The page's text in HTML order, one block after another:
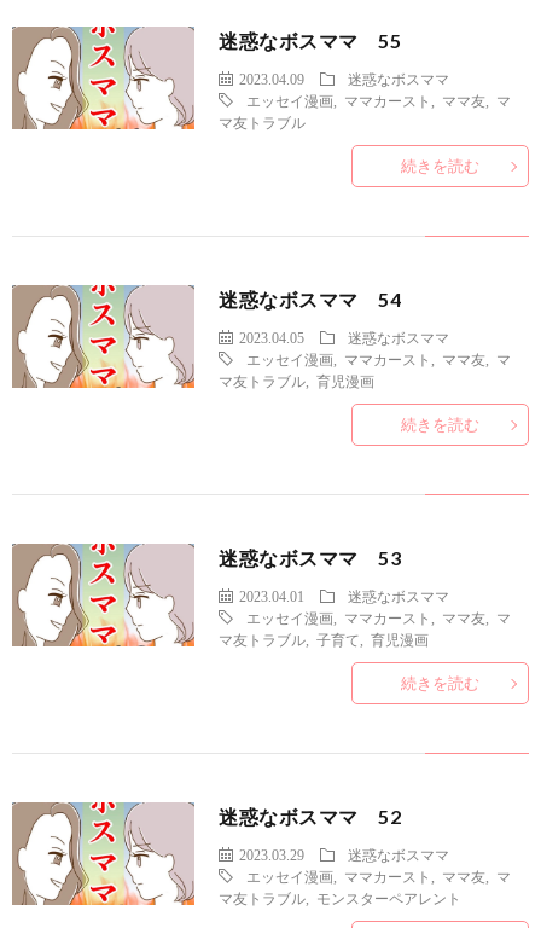
迷惑なボスママ 55
2023.04.09
迷惑なボスママ
エッセイ漫画
ママカースト ママ友
マ
マ友トラブル
続きを読む
迷惑なボスママ 54
2023.04.05
迷惑なボスママ
エッセイ漫画
ママカースト ママ友
マ
マ友トラブル ,育児漫画
続きを読む
迷惑なボスママ 53
2023.04.01
迷惑なボスママ
エッセイ漫画
ママカースト ママ友
マ
マ友トラブル ,子育て ,育児漫画
続きを読む
迷惑なボスママ 52
2023.03.29
迷惑なボスママ
エッセイ漫画
ママカースト ママ友
マ
マ友トラブル
モンスターペアレント